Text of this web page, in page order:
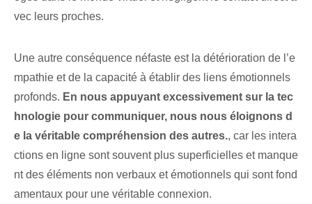
vec leurs proches.
Une autre conséquence néfaste est la détérioration de l’e
mpathie et de la capacité à établir des liens émotionnels
profonds. En nous appuyant excessivement sur la tec
hnologie pour communiquer, nous nous éloignons d
e la véritable compréhension des autres., car les intera
ctions en ligne sont souvent plus superficielles et manque
nt des éléments non verbaux et émotionnels qui sont fond
amentaux pour une véritable connexion.